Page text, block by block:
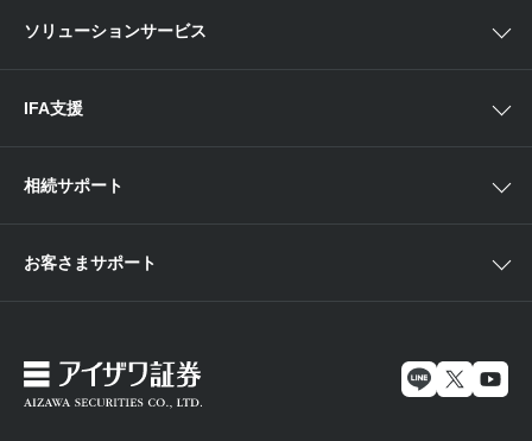
当社サービスのご利用にあたって
ソリューションサービス
IFA支援
相続サポート
お客さまサポート